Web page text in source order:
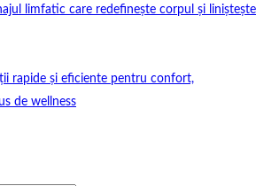
limfatic care redefinește corpul și liniștește
rapide și eficiente pentru confort,
de wellness